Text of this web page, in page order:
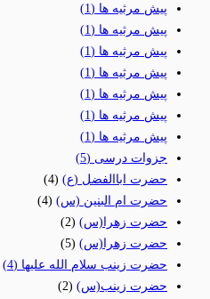
پیش مرثیه ها (1)
پیش مرثیه ها (1)
پیش مرثیه ها (1)
پیش مرثیه ها (1)
پیش مرثیه ها (1)
پیش مرثیه ها (1)
پیش مرثیه ها (1)
جزوات درسی (5)
حضرت اباالفضل (ع) (4)
حضرت ام البنین (س) (4)
حضرت زهرا(س) (2)
حضرت زهرا(س) (5)
حضرت زینب سلام الله علیها (4)
حضرت زینب(س) (2)